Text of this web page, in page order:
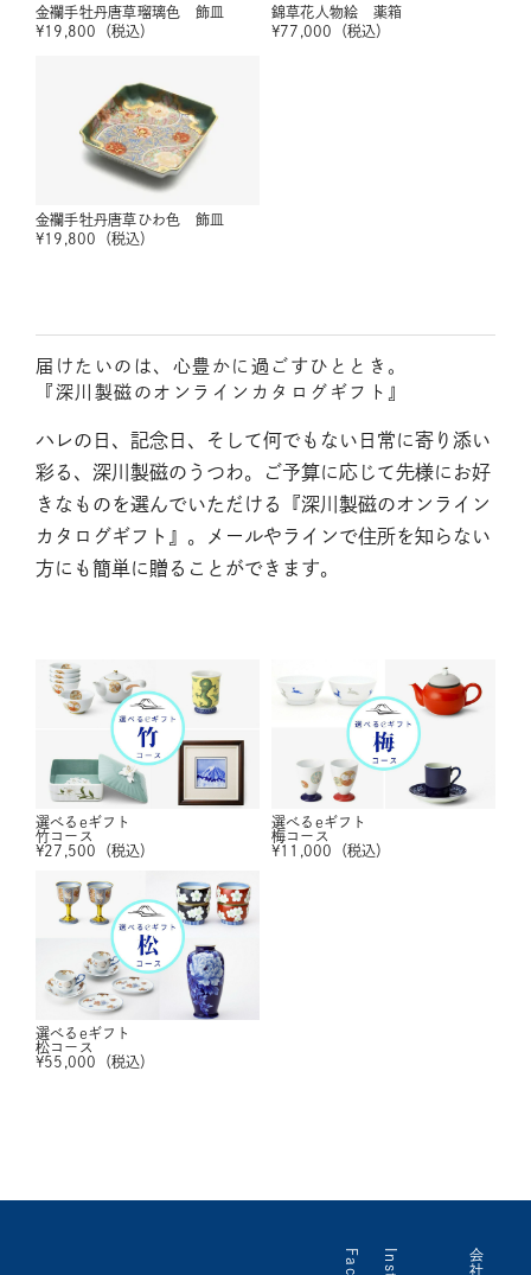
金襴手牡丹唐草瑠璃色 飾皿
¥19,800 （税込）
錦草花人物絵 薬箱
¥77,000 （税込）
金襴手牡丹唐草ひわ色 飾皿
¥19,800 （税込）
届けたいのは、心豊かに過ごすひととき。
『深川製磁のオンラインカタログギフト』
ハレの日、記念日、そして何でもない日常に寄り添い
彩る、深川製磁のうつわ。ご予算に応じて先様にお好
きなものを選んでいただける『深川製磁のオンライン
カタログギフト』。メールやラインで住所を知らない
方にも簡単に贈ることができます。
選べるeギフト
竹コース
¥27,500 （税込）
選べるeギフト
梅コース
¥11,000 （税込）
選べるeギフト
松コース
¥55,000 （税込）